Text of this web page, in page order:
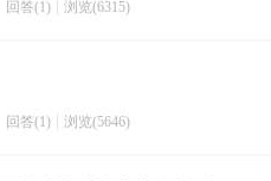
回答(1) 浏览(6315)
回答(1) 浏览(5646)